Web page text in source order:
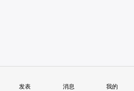
发表 消息 我的